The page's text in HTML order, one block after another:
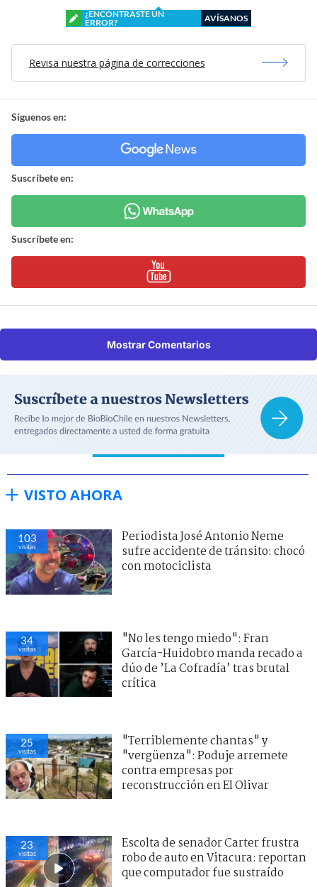
¿ENCONTRASTE UN
ERROR?
AVÍSANOS
Revisa nuestra página de correcciones
Síguenos en:
Suscríbete en:
Suscríbete en:
Mostrar Comentarios
VISTO AHORA
103
visitas
Periodista José Antonio Neme
sufre accidente de tránsito: chocó
con motociclista
34
visitas
"No les tengo miedo": Fran
García-Huidobro manda recado a
dúo de ’La Cofradía’ tras brutal
crítica
25
visitas
"Terriblemente chantas" y
"vergüenza": Poduje arremete
contra empresas por
reconstrucción en El Olivar
23
visitas
Escolta de senador Carter frustra
robo de auto en Vitacura: reportan
que computador fue sustraído